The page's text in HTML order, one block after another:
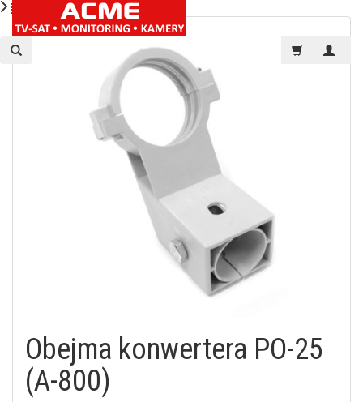
Obejma konwertera PO-25
(A-800)